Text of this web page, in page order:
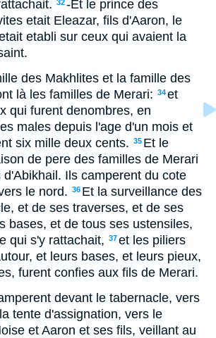
32-Et le prince des
etait Eleazar, fils d'Aaron, le
etabli sur ceux qui avaient la
des Makhlites et la famille des
là les familles de Merari: 34et
qui furent denombres, en
males depuis l'age d'un mois et
six mille deux cents. 35 Et le
de pere des familles de Merari
d'Abikhail. Ils camperent du cote
le nord. 36 Et la surveillance des
et de ses traverses, et de ses
bases, et de tous ses ustensiles,
qui s'y rattachait, 37et les piliers
et leurs bases, et leurs pieux,
furent confies aux fils de Merari.
devant le tabernacle, vers
tente d'assignation, vers le
et Aaron et ses fils, veillant au